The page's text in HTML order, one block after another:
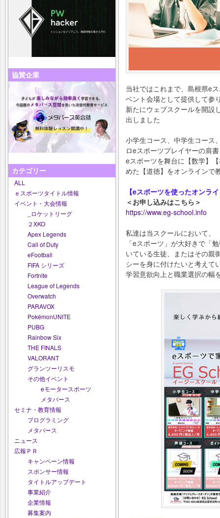
協賛企業
カテゴリー
ALL
ｅスポーツタイトル情報
イベント・大会情報
_ロケットリーグ
２XKO
Apex Legends
Call of Duty
eFootball
FIFA シリーズ
Fortnite
League of Legends
Overwatch
PARAVOX
PokémonUNITE
PUBG
Rainbow Six
THE FINALS
VALORANT
グランツーリスモ
その他イベント
eモータースポーツ
メタバース
セミナ・教育情報
プログラミング
メタバース
ニュース
広報ＰＲ
キャンペーン情報
スポンサー情報
タイトルアップデート
事業紹介
企業情報
募集案内
当社ではこれまで、島根県e
ベント会場として提供して参
新たにウェブスクールを開設
出しました
小学生コース、中学生コース
ロeスポーツプレイヤーの肩
eスポーツを舞台に【数学】
めた【道徳】をオンラインで
【eスポーツを使ったオン
＜お申し込みはこちら＞
https://www.eg-school.info
私達は当スクールにおいて、
「eスポーツ」が大好きで「
いている生徒、またはその親
シーを身に付けたいと考えて
学習意欲向上と職業選択の幅